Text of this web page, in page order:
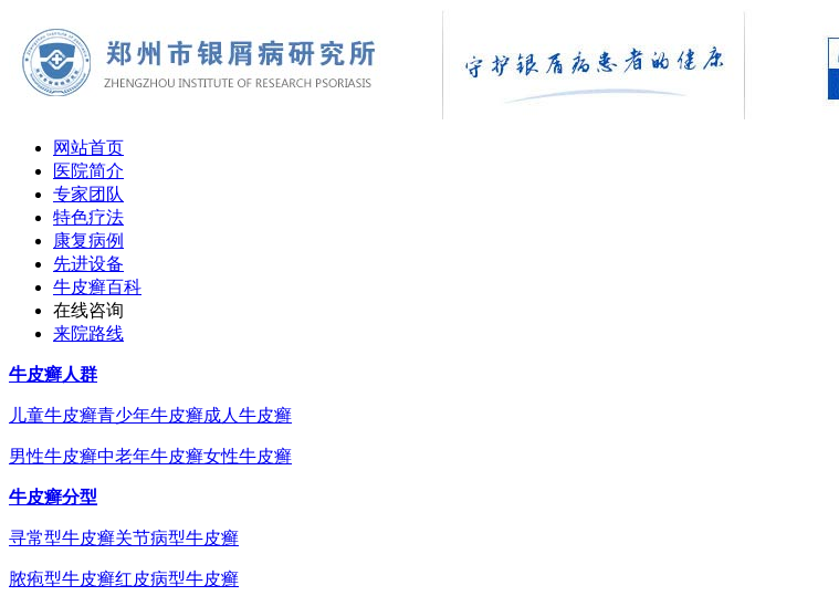
网站首页
医院简介
专家团队
特色疗法
康复病例
先进设备
牛皮癣百科
在线咨询
来院路线
牛皮癣人群
儿童牛皮癣青少年牛皮癣成人牛皮癣
男性牛皮癣中老年牛皮癣女性牛皮癣
牛皮癣分型
寻常型牛皮癣关节病型牛皮癣
脓疱型牛皮癣红皮病型牛皮癣